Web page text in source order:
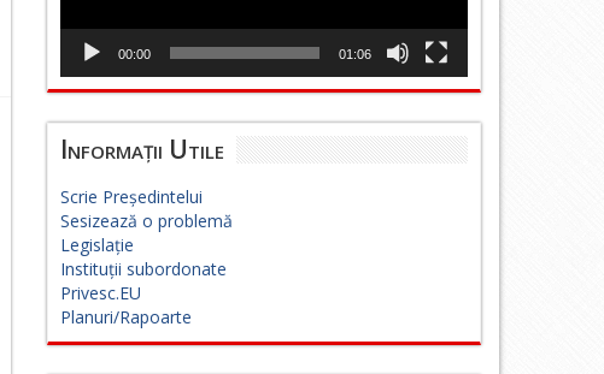
00:00 01:06
Informații Utile
Scrie Președintelui
Sesizează o problemă
Legislație
Instituții subordonate
Privesc.EU
Planuri/Rapoarte